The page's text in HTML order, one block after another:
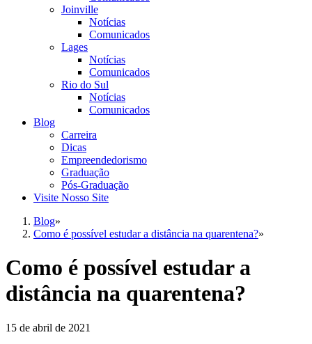
Joinville
Notícias
Comunicados
Lages
Notícias
Comunicados
Rio do Sul
Notícias
Comunicados
Blog
Carreira
Dicas
Empreendedorismo
Graduação
Pós-Graduação
Visite Nosso Site
Blog»
Como é possível estudar a distância na quarentena?»
Como é possível estudar a
distância na quarentena?
15 de abril de 2021